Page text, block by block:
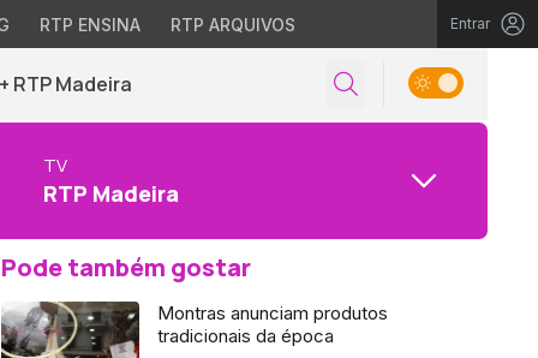
RTP ENSINA RTP ARQUIVOS Entrar
+ RTP Madeira
TV
RTP Madeira
Pode também gostar
Montras anunciam produtos
tradicionais da época